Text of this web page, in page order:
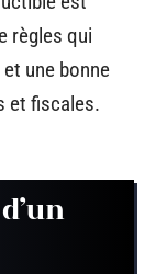
règles qui
une bonne
et fiscales.